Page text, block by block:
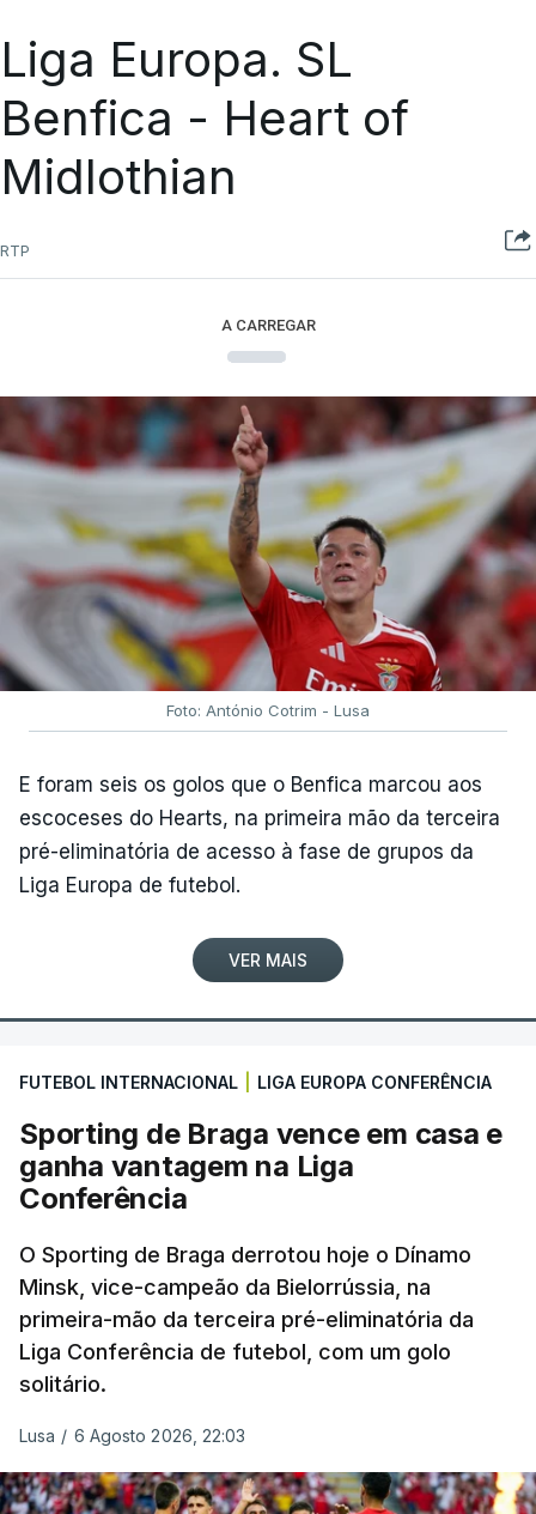
Liga Europa. SL
Benfica - Heart of
Midlothian
RTP
A CARREGAR
Foto: António Cotrim - Lusa
E foram seis os golos que o Benfica marcou aos
escoceses do Hearts, na primeira mão da terceira
pré-eliminatória de acesso à fase de grupos da
Liga Europa de futebol.
VER MAIS
FUTEBOL INTERNACIONAL LIGA EUROPA CONFERÊNCIA
Sporting de Braga vence em casa e
ganha vantagem na Liga
Conferência
O Sporting de Braga derrotou hoje o Dínamo
Minsk, vice-campeão da Bielorrússia, na
primeira-mão da terceira pré-eliminatória da
Liga Conferência de futebol, com um golo
solitário.
Lusa / 6 Agosto 2026, 22:03